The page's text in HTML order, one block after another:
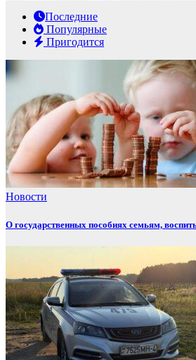
Последние
Популярные
Пригодится
Новости
О государственных пособиях семьям,